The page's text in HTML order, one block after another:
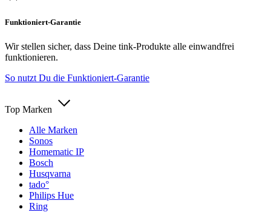
Funktioniert-Garantie
Wir stellen sicher, dass Deine tink-Produkte alle einwandfrei
funktionieren.
So nutzt Du die Funktioniert-Garantie
Top Marken
Alle Marken
Sonos
Homematic IP
Bosch
Husqvarna
tado°
Philips Hue
Ring